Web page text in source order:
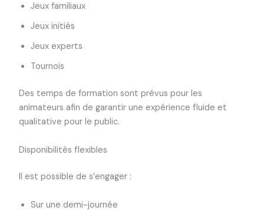
Jeux familiaux
Jeux initiés
Jeux experts
Tournois
Des temps de formation sont prévus pour les
animateurs afin de garantir une expérience fluide et
qualitative pour le public.
Disponibilités flexibles
Il est possible de s’engager :
Sur une demi-journée